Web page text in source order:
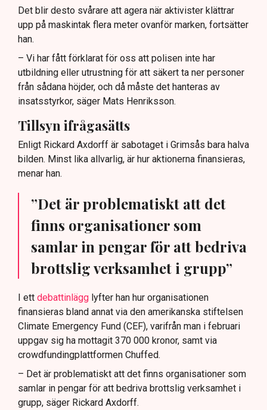
Det blir desto svårare att agera när aktivister klättrar
upp på maskintak flera meter ovanför marken, fortsätter
han.
– Vi har fått förklarat för oss att polisen inte har
utbildning eller utrustning för att säkert ta ner personer
från sådana höjder, och då måste det hanteras av
insatsstyrkor, säger Mats Henriksson.
Tillsyn ifrågasätts
Enligt Rickard Axdorff är sabotaget i Grimsås bara halva
bilden. Minst lika allvarlig, är hur aktionerna finansieras,
menar han.
”Det är problematiskt att det
finns organisationer som
samlar in pengar för att bedriva
brottslig verksamhet i grupp”
I ett debattinlägg lyfter han hur organisationen
finansieras bland annat via den amerikanska stiftelsen
Climate Emergency Fund (CEF), varifrån man i februari
uppgav sig ha mottagit 370 000 kronor, samt via
crowdfundingplattformen Chuffed.
– Det är problematiskt att det finns organisationer som
samlar in pengar för att bedriva brottslig verksamhet i
grupp, säger Rickard Axdorff.